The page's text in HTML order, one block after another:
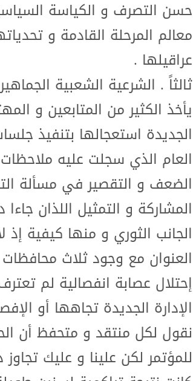
حسن التصرف و الكياسة
معالم المرحلة القادمة و
عراقيلها .
ثالثاً . الشرعية الشعبية
يأخذ الكثير من المتابعين و
الجديدة استعجالها بتنفيذ
العام الذي سجلت عليه
الضعف و التقصير في مسألة
المشاركة و التمثيل اللذان
الجانب الثوري و منها كيفية
العنوان مع وجود ثلاث
إحتلال عصابة انفصالية لم
الإدارة الجديدة تجاهها أو
نقول لكل منتقد و متحفظ أن
للمؤتمر لكن علينا و عليك